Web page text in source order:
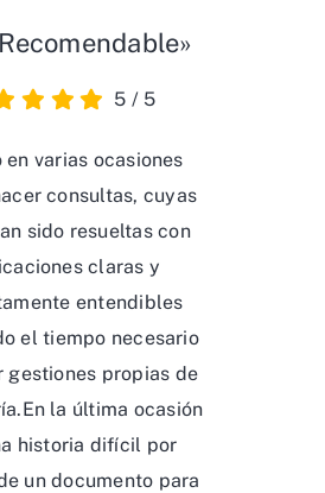
5 / 5
en varias ocasiones
consultas, cuyas
sido resueltas con
claras y
entendibles
el tiempo necesario
gestiones propias de
la última ocasión
historia difícil por
un documento para